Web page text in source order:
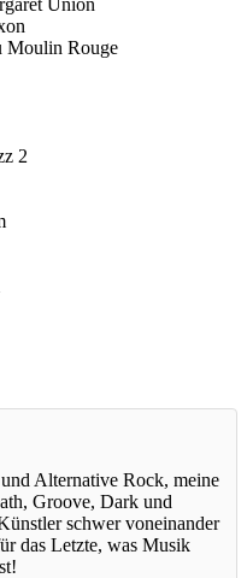
Moulin Rouge
2
Alternative Rock, meine
Groove, Dark und
schwer voneinander
das Letzte, was Musik